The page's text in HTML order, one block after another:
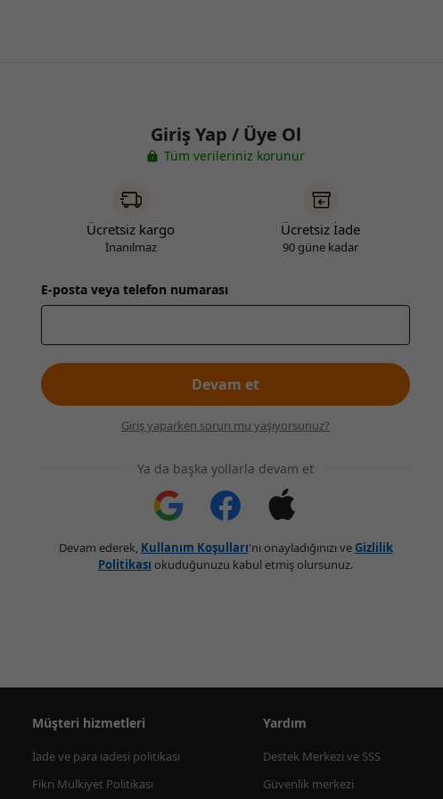
Giriş Yap / Üye Ol
Tüm verileriniz korunur
Ücretsiz kargo
İnanılmaz
Ücretsiz İade
90 güne kadar
E-posta veya telefon numarası
Devam et
Giriş yaparken sorun mu yaşıyorsunuz?
Ya da başka yollarla devam et
Devam ederek, Kullanım Koşulları'nı onayladığınızı ve Gizlilik
Politikası okuduğunuzu kabul etmiş olursunuz.
Müşteri hizmetleri
İade ve para iadesi politikası
Fikri Mülkiyet Politikası
Yardım
Destek Merkezi ve SSS
Güvenlik merkezi